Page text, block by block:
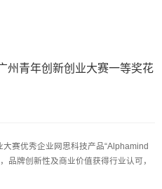
州青年创新创业大赛一等奖花
赛优秀企业网思科技产品“Alphamind
品牌创新性及商业价值获得行业认可，